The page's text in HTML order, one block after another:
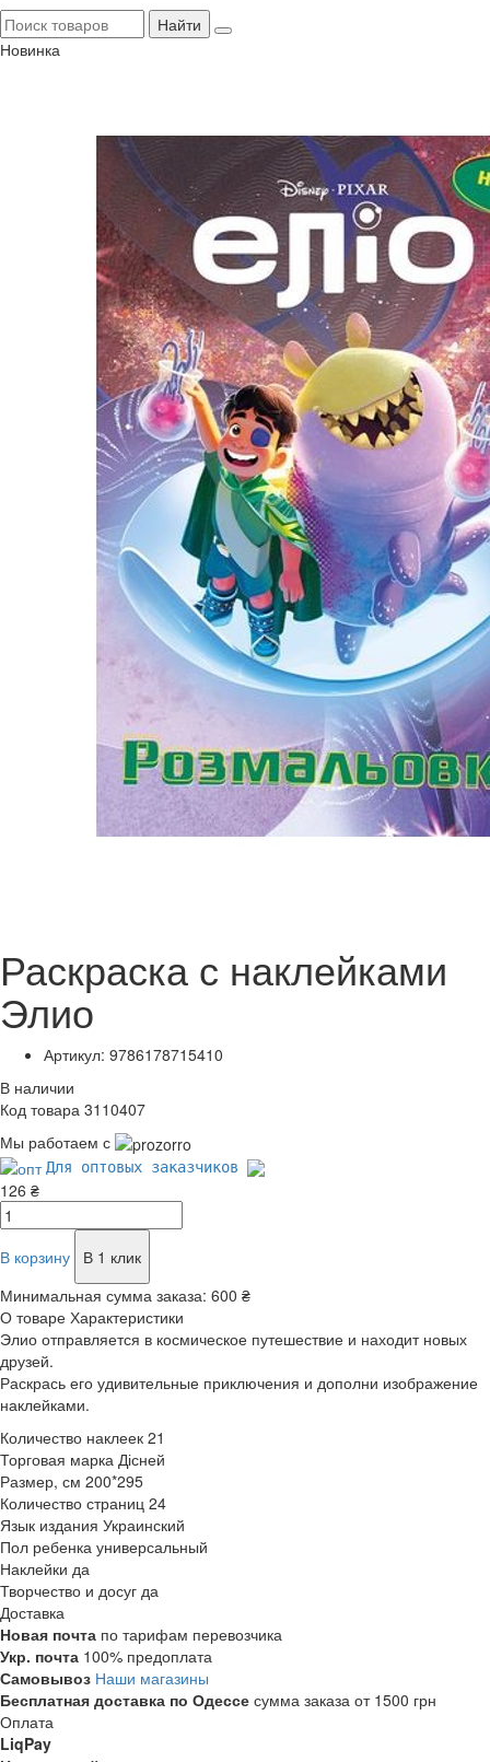
Найти
Новинка
Раскраска с наклейками
Элио
Артикул: 9786178715410
В наличии
Код товара 3110407
Мы работаем с
Для оптовых заказчиков
126 ₴
В корзину
В 1 клик
Минимальная сумма заказа: 600 ₴
О товаре Характеристики
Элио отправляется в космическое путешествие и находит новых
друзей.
Раскрась его удивительные приключения и дополни изображение
наклейками.
Количество наклеек 21
Торговая марка Дісней
Размер, см 200*295
Количество страниц 24
Язык издания Украинский
Пол ребенка универсальный
Наклейки да
Творчество и досуг да
Доставка
Новая почта по тарифам перевозчика
Укр. почта 100% предоплата
Самовывоз Наши магазины
Бесплатная доставка по Одессе сумма заказа от 1500 грн
Оплата
LiqPay